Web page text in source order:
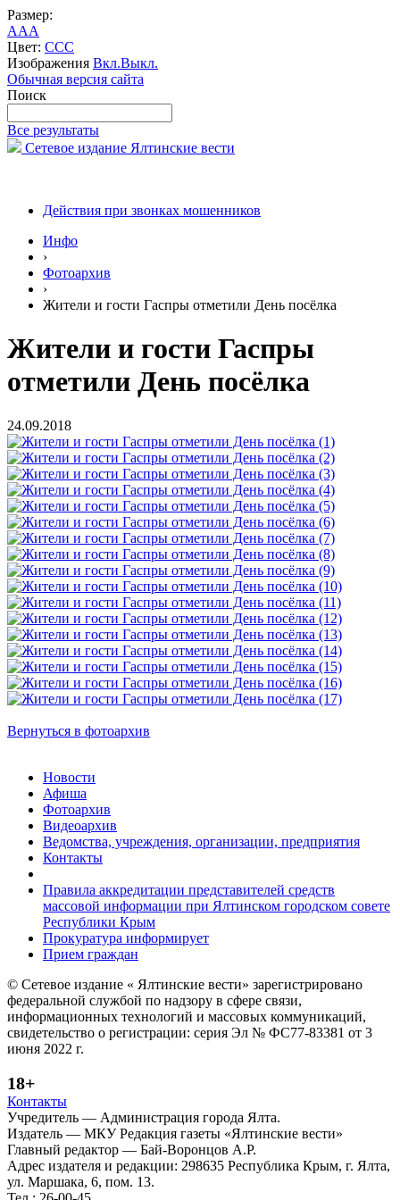
Размер:
AAA
Цвет: CCC
Изображения Вкл.Выкл.
Обычная версия сайта
Поиск
Все результаты
Сетевое издание Ялтинские вести
Действия при звонках мошенников
Инфо
›
Фотоархив
›
Жители и гости Гаспры отметили День посёлка
Жители и гости Гаспры
отметили День посёлка
24.09.2018
Вернуться в фотоархив
Новости
Афиша
Фотоархив
Видеоархив
Ведомства, учреждения, организации, предприятия
Контакты
Правила аккредитации представителей средств
массовой информации при Ялтинском городском совете
Республики Крым
Прокуратура информирует
Прием граждан
© Сетевое издание « Ялтинские вести» зарегистрировано
федеральной службой по надзору в сфере связи,
информационных технологий и массовых коммуникаций,
свидетельство о регистрации: серия Эл № ФС77-83381 от 3
июня 2022 г.
18+
Контакты
Учредитель — Администрация города Ялта.
Издатель — МКУ Редакция газеты «Ялтинские вести»
Главный редактор — Бай-Воронцов А.Р.
Адрес издателя и редакции: 298635 Республика Крым, г. Ялта,
ул. Маршака, 6, пом. 13.